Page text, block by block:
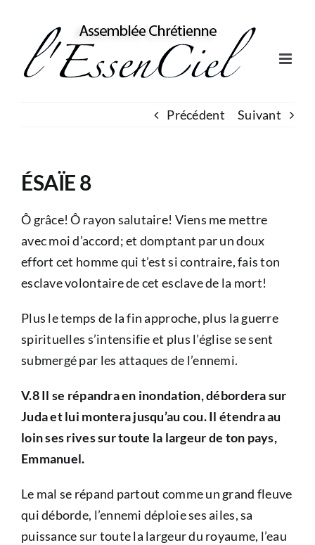
content
Précédent Suivant
ÉSAÏE 8
Ô grâce! Ô rayon salutaire! Viens me mettre
avec moi d’accord; et domptant par un doux
effort cet homme qui t’est si contraire, fais ton
esclave volontaire de cet esclave de la mort!
Plus le temps de la fin approche, plus la guerre
spirituelles s’intensifie et plus l’église se sent
submergé par les attaques de l’ennemi.
V.8 Il se répandra en inondation, débordera sur
Juda et lui montera jusqu’au cou. Il étendra au
loin ses rives sur toute la largeur de ton pays,
Emmanuel.
Le mal se répand partout comme un grand fleuve
qui déborde, l’ennemi déploie ses ailes, sa
puissance sur toute la largeur du royaume, l’eau